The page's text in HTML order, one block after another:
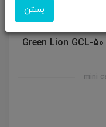
چراغ کمپینگ مینی گرین لاین مدل Green Lion GCL-50
بستن